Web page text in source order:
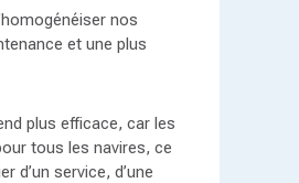
nos
et une plus
plus efficace, car les
tous les navires, ce
d’un service, d’une